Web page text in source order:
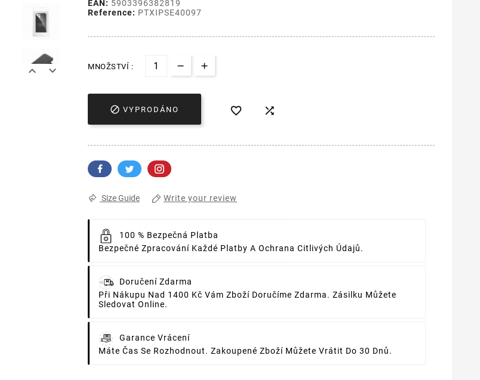
 
EAN: 5903396382819
Reference: PTXIPSE40097
MNOŽSTVÍ :
 VYPRODÁNO  
Size Guide Write your review
100 % Bezpečná Platba
Bezpečné Zpracování Každé Platby A Ochrana Citlivých Údajů.
Doručení Zdarma
Při Nákupu Nad 1400 Kč Vám Zboží Doručíme Zdarma. Zásilku Můžete
Sledovat Online.
Garance Vrácení
Máte Čas Se Rozhodnout. Zakoupené Zboží Můžete Vrátit Do 30 Dnů.